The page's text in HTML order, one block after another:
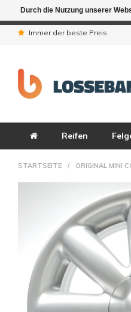
Immer der beste Preis
Reifen
STARTSEITE / ORIGINAL MINI
Durch die Nutzung unserer